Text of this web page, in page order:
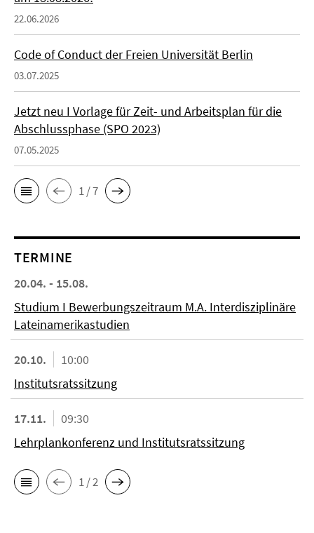
22.06.2026
Code of Conduct der Freien Universität Berlin
03.07.2025
Jetzt neu I Vorlage für Zeit- und Arbeitsplan für die
Abschlussphase (SPO 2023)
07.05.2025
1 / 7
TERMINE
20.04. - 15.08.
Studium I Bewerbungszeitraum M.A. Interdisziplinäre
Lateinamerikastudien
20.10.
10:00
Institutsratssitzung
17.11.
09:30
Lehrplankonferenz und Institutsratssitzung
1 / 2